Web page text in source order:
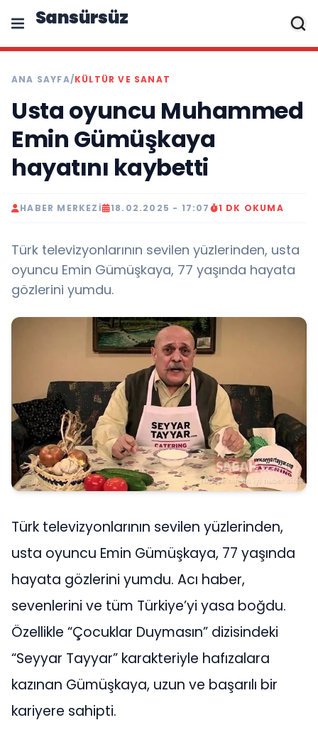
Sansürsüz
ANA SAYFA/KÜLTÜR VE SANAT
Usta oyuncu Muhammed
Emin Gümüşkaya
hayatını kaybetti
HABER MERKEZI 18.02.2025 - 17:07 1 DK OKUMA
Türk televizyonlarının sevilen yüzlerinden, usta
oyuncu Emin Gümüşkaya, 77 yaşında hayata
gözlerini yumdu.
Türk televizyonlarının sevilen yüzlerinden,
usta oyuncu Emin Gümüşkaya, 77 yaşında
hayata gözlerini yumdu. Acı haber,
sevenlerini ve tüm Türkiye’yi yasa boğdu.
Özellikle “Çocuklar Duymasın” dizisindeki
“Seyyar Tayyar” karakteriyle hafızalara
kazınan Gümüşkaya, uzun ve başarılı bir
kariyere sahipti.